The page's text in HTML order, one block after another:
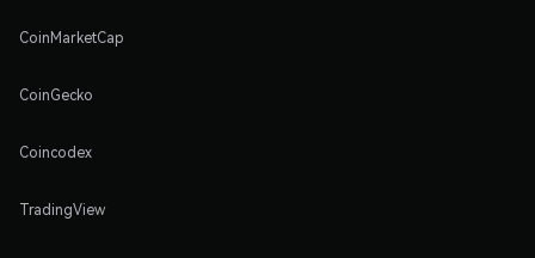
CoinMarketCap
CoinGecko
Coincodex
TradingView